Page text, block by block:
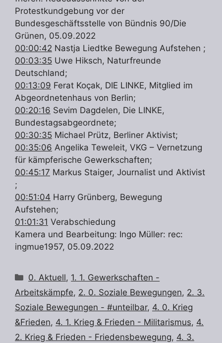
Protestkundgebung vor der
Bundesgeschäftsstelle von Bündnis 90/Die
Grünen, 05.09.2022
00:00:42 Nastja Liedtke Bewegung Aufstehen ;
00:03:35 Uwe Hiksch, Naturfreunde
Deutschland;
00:13:09 Ferat Koçak, DIE LINKE, Mitglied im
Abgeordnetenhaus von Berlin;
00:20:16 Sevim Dagdelen, Die LINKE,
Bundestagsabgeordnete;
00:30:35 Michael Prütz, Berliner Aktivist;
00:35:06 Angelika Teweleit, VKG – Vernetzung
für kämpferische Gewerkschaften;
00:45:17 Markus Staiger, Journalist und Aktivist
;
00:51:04 Harry Grünberg, Bewegung
Aufstehen;
01:01:31 Verabschiedung
Kamera und Bearbeitung: Ingo Müller: rec:
ingmue1957, 05.09.2022
Kategorien
0. Aktuell, 1. 1. Gewerkschaften -
Arbeitskämpfe, 2. 0. Soziale Bewegungen, 2. 3.
Soziale Bewegungen - #unteilbar, 4. 0. Krieg
&Frieden, 4. 1. Krieg & Frieden - Militarismus, 4.
2. Krieg & Frieden - Friedensbewegung, 4. 3.